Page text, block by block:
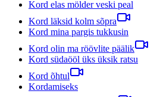
Kord elas mölder veski peal
Kord läksid kolm sõpra
Kord mina pargis tukkusin
Kord olin ma röövlite päälik
Kord südaööl üks üksik ratsu
Kord õhtul
Kordamiseks